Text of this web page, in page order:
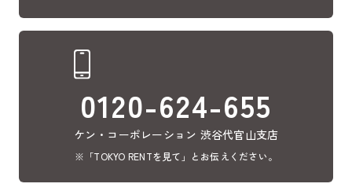
0120-624-655
ケン・コーポレーション 渋谷代官山支店
※「TOKYO RENTを見て」とお伝えください。